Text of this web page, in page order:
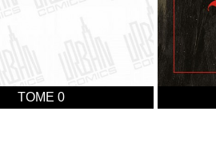
TOME 0